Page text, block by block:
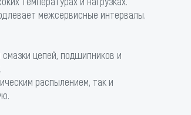
межсервисные интервалы.
цепей, подшипников и
распылением, так и